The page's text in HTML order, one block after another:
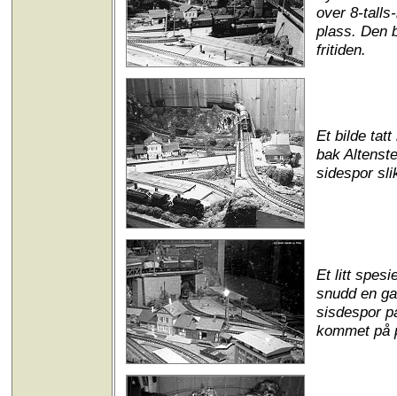
over 8-
plass. Den
fritiden.
Et bilde tatt
bak
sidespor
Et litt
snudd en
sisdespor
kommet på